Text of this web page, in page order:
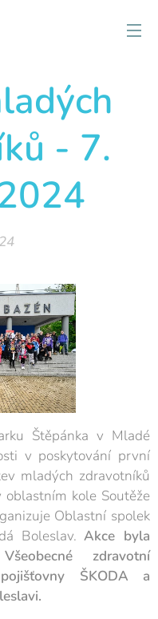
- 7.
Štěpánka v Mladé
v poskytování první
mladých zdravotníků
kole Soutěže
Oblastní spolek
Boleslav.Akce byla
zdravotní
ŠKODA a